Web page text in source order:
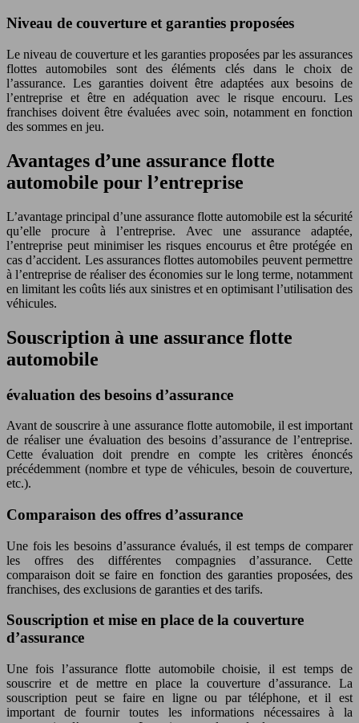
Niveau de couverture et garanties proposées
Le niveau de couverture et les garanties proposées par les assurances
flottes automobiles sont des éléments clés dans le choix de
l’assurance. Les garanties doivent être adaptées aux besoins de
l’entreprise et être en adéquation avec le risque encouru. Les
franchises doivent être évaluées avec soin, notamment en fonction
des sommes en jeu.
Avantages d’une assurance flotte
automobile pour l’entreprise
L’avantage principal d’une assurance flotte automobile est la sécurité
qu’elle procure à l’entreprise. Avec une assurance adaptée,
l’entreprise peut minimiser les risques encourus et être protégée en
cas d’accident. Les assurances flottes automobiles peuvent permettre
à l’entreprise de réaliser des économies sur le long terme, notamment
en limitant les coûts liés aux sinistres et en optimisant l’utilisation des
véhicules.
Souscription à une assurance flotte
automobile
évaluation des besoins d’assurance
Avant de souscrire à une assurance flotte automobile, il est important
de réaliser une évaluation des besoins d’assurance de l’entreprise.
Cette évaluation doit prendre en compte les critères énoncés
précédemment (nombre et type de véhicules, besoin de couverture,
etc.).
Comparaison des offres d’assurance
Une fois les besoins d’assurance évalués, il est temps de comparer
les offres des différentes compagnies d’assurance. Cette
comparaison doit se faire en fonction des garanties proposées, des
franchises, des exclusions de garanties et des tarifs.
Souscription et mise en place de la couverture
d’assurance
Une fois l’assurance flotte automobile choisie, il est temps de
souscrire et de mettre en place la couverture d’assurance. La
souscription peut se faire en ligne ou par téléphone, et il est
important de fournir toutes les informations nécessaires à la